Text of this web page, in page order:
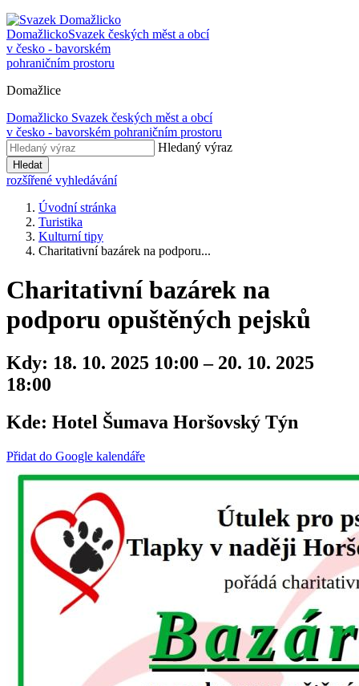
DomažlickoSvazek českých měst a obcí
v česko - bavorském
pohraničním prostoru
Domažlice
Domažlicko Svazek českých měst a obcí
v česko - bavorském pohraničním prostoru
Hledaný výraz
Hledat
rozšířené vyhledávání
Úvodní stránka
Turistika
Kulturní tipy
Charitativní bazárek na podporu...
Charitativní bazárek na
podporu opuštěných pejsků
Kdy: 18. 10. 2025 10:00 – 20. 10. 2025
18:00
Kde: Hotel Šumava Horšovský Týn
Přidat do Google kalendáře